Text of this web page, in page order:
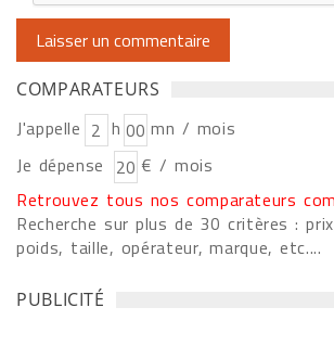
COMPARATEURS
J'appelle h
mn / mois
Je dépense
€ / mois
Retrouvez tous nos comparateurs
Recherche sur plus de 30 critères :
poids, taille, opérateur, marque, etc....
PUBLICITÉ